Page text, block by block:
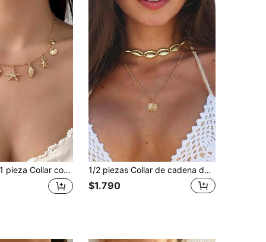
1 pieza Collar con dije de estrella de mar, concha marina y tortuga, estilo bohemio y aleatorio, adecuado para la playa, viajes, fiestas y ocasiones de comida 1/2 piezas Collar de cadena de clavícula para mujer de doble capa, colgante de concha de vieira de aleación personalizada, estilo minimalista de playa y moda
$1.790